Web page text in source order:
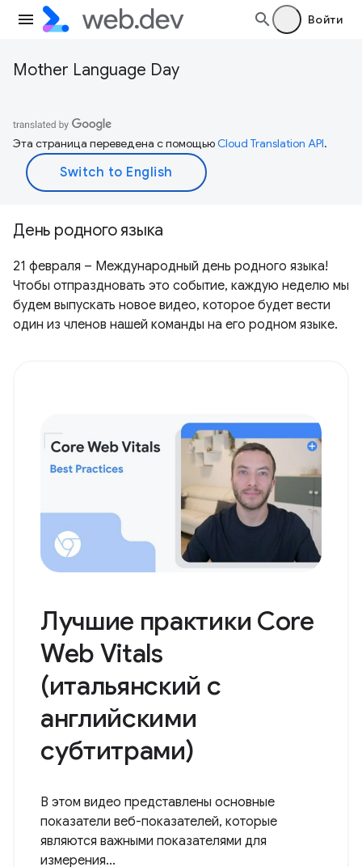
Войти
Mother Language Day
Эта страница переведена с помощьюCloud Translation API.
День родного языка
21 февраля – Международный день родного языка!
Чтобы отпраздновать это событие, каждую неделю мы
будем выпускать новое видео, которое будет вести
один из членов нашей команды на его родном языке.
Лучшие практики Core
Web Vitals
(итальянский с
английскими
субтитрами)
В этом видео представлены основные
показатели веб-показателей, которые
являются важными показателями для
измерения...